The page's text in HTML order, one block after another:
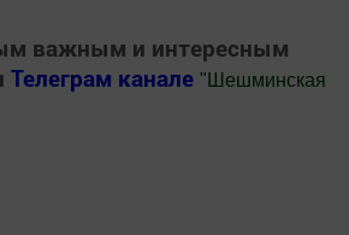
важным и интересным
Телеграм канале " Шешминская